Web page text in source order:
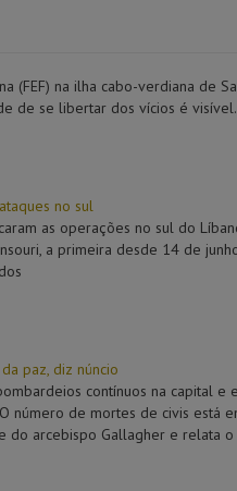
(FEF) na ilha cabo-verdiana de
de se libertar dos vícios é visível.
no sul
as operações no sul do
a primeira desde 14 de
paz, diz núncio
contínuos na capital e
número de mortes de civis está
do arcebispo Gallagher e relata